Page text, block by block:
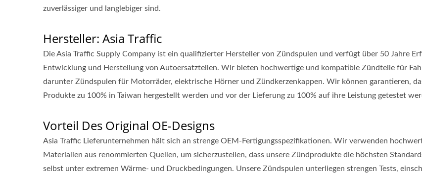
zuverlässiger und langlebiger sind.
Hersteller: Asia Traffic
Die Asia Traffic Supply Company ist ein qualifizierter Hersteller von Zündspulen und verfügt über 50 Jahre
Entwicklung und Herstellung von Autoersatzteilen. Wir bieten hochwertige und kompatible Zündteile für
darunter Zündspulen für Motorräder, elektrische Hörner und Zündkerzenkappen. Wir können garantieren,
Produkte zu 100% in Taiwan hergestellt werden und vor der Lieferung zu 100% auf ihre Leistung getestet
Vorteil Des Original OE-Designs
Asia Traffic Lieferunternehmen hält sich an strenge OEM-Fertigungsspezifikationen. Wir verwenden
Materialien aus renommierten Quellen, um sicherzustellen, dass unsere Zündprodukte die höchsten
selbst unter extremen Wärme- und Druckbedingungen. Unsere Zündspulen unterliegen strengen Tests,